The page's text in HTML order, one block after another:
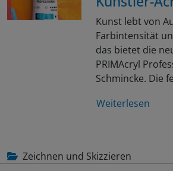
Kunst lebt von
Farbintensität
das bietet die
PRIMAcryl
Schmincke. Die
Weiterlesen
Zeichnen und Skizzieren